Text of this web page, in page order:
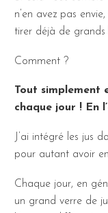
n’en avez pas
tirer déjà de grands
Comment ?
Tout simplement
chaque jour ! En
J’ai intégré les jus
pour autant avoir
Chaque jour, en
un grand verre de